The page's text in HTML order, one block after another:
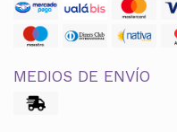
MEDIOS DE ENVÍO